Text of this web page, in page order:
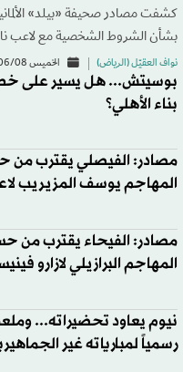
كشفت مصادر صحيفة «بيلد»
بشأن الشروط الشخصية مع لاعب
نواف العقيّل (الرياض) الخميس 06/08 - 15:25
بوسيتش... هل يسير على
بناء الأهلي؟
مصادر: الفيصلي يقترب
المهاجم يوسف المزيريب
مصادر: الفيحاء يقترب من
المهاجم البرازيلي لازارو
نيوم يعاود تحضيراته...
رسمياً لمبارياته غير